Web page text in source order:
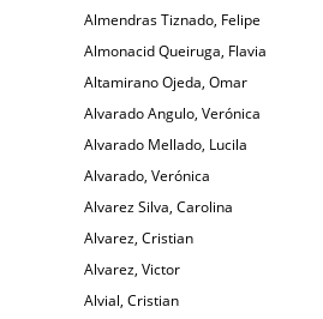
Almendras Tiznado, Felipe
Almonacid Queiruga, Flavia
Altamirano Ojeda, Omar
Alvarado Angulo, Verónica
Alvarado Mellado, Lucila
Alvarado, Verónica
Alvarez Silva, Carolina
Alvarez, Cristian
Alvarez, Victor
Alvial, Cristian